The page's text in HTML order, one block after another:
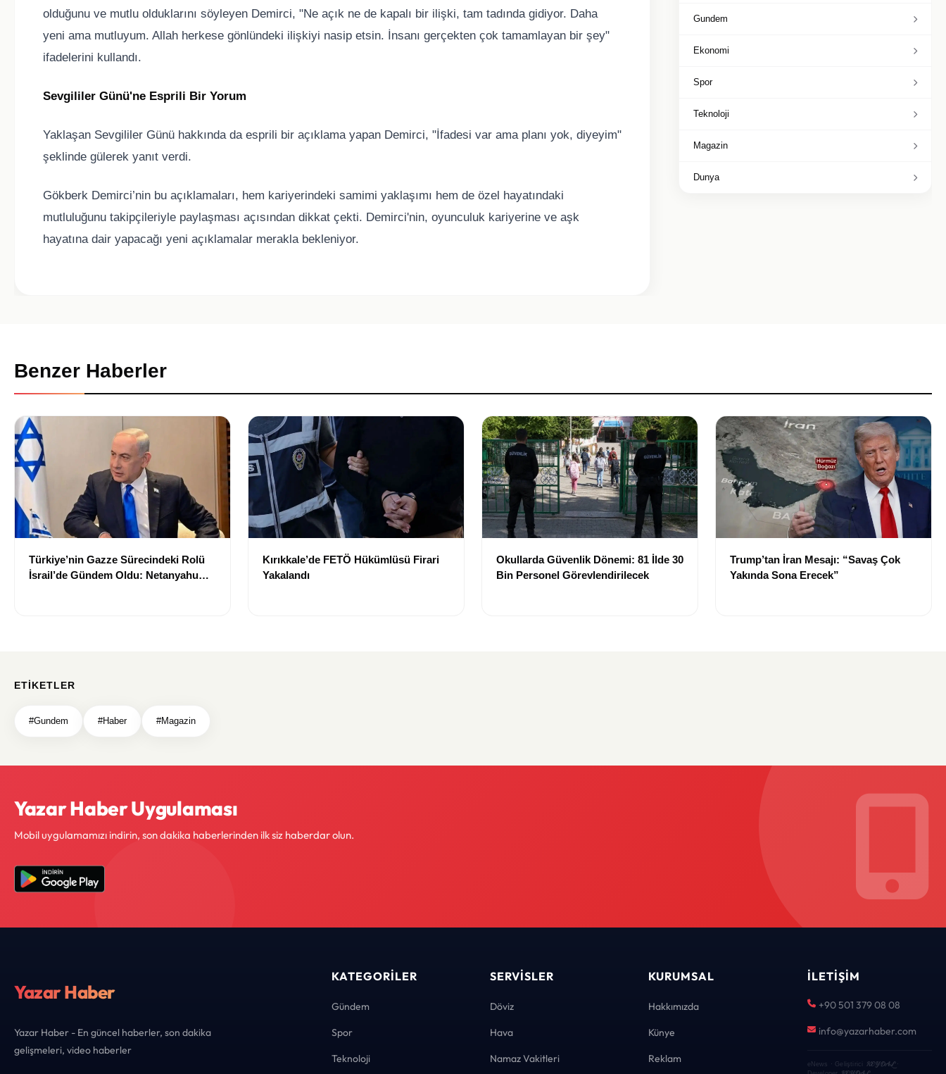
olduğunu ve mutlu olduklarını söyleyen Demirci, "Ne açık ne de kapalı bir ilişki, tam tadında gidiyor. Daha
yeni ama mutluyum. Allah herkese gönlündeki ilişkiyi nasip etsin. İnsanı gerçekten çok tamamlayan bir şey"
ifadelerini kullandı.
Sevgililer Günü'ne Esprili Bir Yorum
Yaklaşan Sevgililer Günü hakkında da esprili bir açıklama yapan Demirci, "İfadesi var ama planı yok, diyeyim"
şeklinde gülerek yanıt verdi.
Gökberk Demirci’nin bu açıklamaları, hem kariyerindeki samimi yaklaşımı hem de özel hayatındaki
mutluluğunu takipçileriyle paylaşması açısından dikkat çekti. Demirci'nin, oyunculuk kariyerine ve aşk
hayatına dair yapacağı yeni açıklamalar merakla bekleniyor.
Gundem
Ekonomi
Spor
Teknoloji
Magazin
Dunya
Benzer Haberler
Türkiye’nin Gazze Sürecindeki Rolü
İsrail’de Gündem Oldu: Netanyahu
Kırıkkale’de FETÖ Hükümlüsü Firari
Yakalandı
Okullarda Güvenlik Dönemi: 81 İlde 30
Bin Personel Görevlendirilecek
Trump’tan İran Mesajı: “Savaş Çok
Yakında Sona Erecek”
ETIKETLER
#Gundem #Haber #Magazin
Yazar Haber Uygulaması
Mobil uygulamamızı indirin, son dakika haberlerinden ilk siz haberdar olun.
Yazar Haber
Yazar Haber - En güncel haberler, son dakika
gelişmeleri, video haberler
KATEGORILER
Gündem
Spor
Teknoloji
SERVISLER
Döviz
Hava
Namaz Vakitleri
KURUMSAL
Hakkımızda
Künye
Reklam
İLETIŞIM
+90 501 379 08 08
info@yazarhaber.com
eNews · Geliştirici KEYDAL·